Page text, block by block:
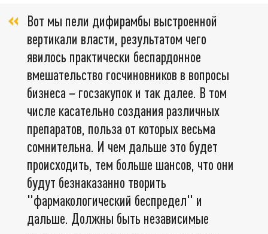
Вот мы пели дифирамбы выстроенной
вертикали власти, результатом чего
явилось практически беспардонное
вмешательство госчиновников в вопросы
бизнеса – госзакупок и так далее. В том
числе касательно создания различных
препаратов, польза от которых весьма
сомнительна. И чем дальше это будет
происходить, тем больше шансов, что они
будут безнаказанно творить
"фармакологический беспредел" и
дальше. Должны быть независимые